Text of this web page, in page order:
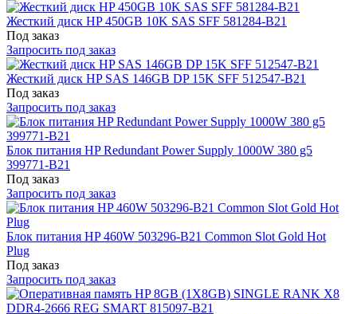
Жесткий диск HP 450GB 10K SAS SFF 581284-B21
Под заказ
Запросить под заказ
Жесткий диск HP SAS 146GB DP 15K SFF 512547-B21
Под заказ
Запросить под заказ
Блок питания HP Redundant Power Supply 1000W 380 g5
399771-B21
Под заказ
Запросить под заказ
Блок питания HP 460W 503296-B21 Common Slot Gold Hot
Plug
Под заказ
Запросить под заказ